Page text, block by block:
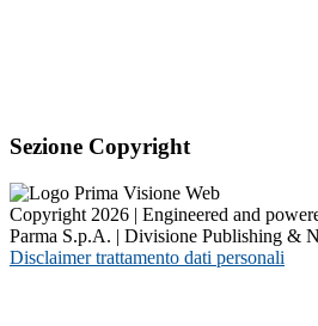
Sezione Copyright
Copyright 2026 | Engineered and
Parma S.p.A. | Divisione Publishing &
Disclaimer trattamento dati personali